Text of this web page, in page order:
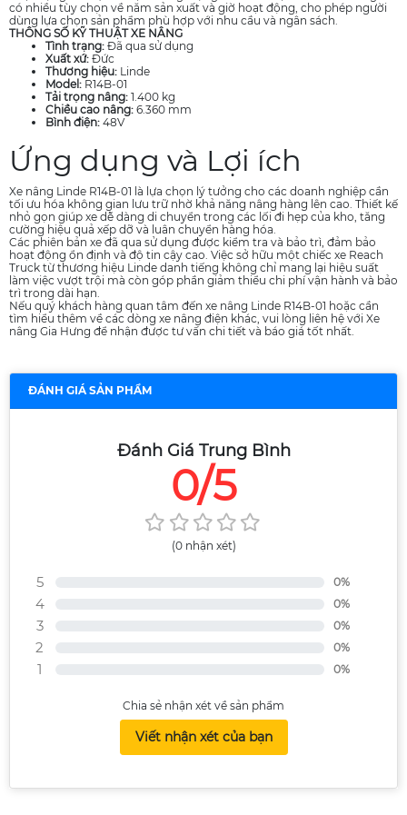
có nhiều tùy chọn về năm sản xuất và giờ hoạt động, cho phép người
dùng lựa chọn sản phẩm phù hợp với nhu cầu và ngân sách.
THÔNG SỐ KỸ THUẬT XE NÂNG
Tình trạng: Đã qua sử dụng
Xuất xứ: Đức
Thương hiệu: Linde
Model: R14B-01
Tải trọng nâng: 1.400 kg
Chiều cao nâng: 6.360 mm
Bình điện: 48V
Ứng dụng và Lợi ích
Xe nâng Linde R14B-01 là lựa chọn lý tưởng cho các doanh nghiệp cần
tối ưu hóa không gian lưu trữ nhờ khả năng nâng hàng lên cao. Thiết kế
nhỏ gọn giúp xe dễ dàng di chuyển trong các lối đi hẹp của kho, tăng
cường hiệu quả xếp dỡ và luân chuyển hàng hóa.
Các phiên bản xe đã qua sử dụng được kiểm tra và bảo trì, đảm bảo
hoạt động ổn định và độ tin cậy cao. Việc sở hữu một chiếc xe Reach
Truck từ thương hiệu Linde danh tiếng không chỉ mang lại hiệu suất
làm việc vượt trội mà còn góp phần giảm thiểu chi phí vận hành và bảo
trì trong dài hạn.
Nếu quý khách hàng quan tâm đến xe nâng Linde R14B-01 hoặc cần
tìm hiểu thêm về các dòng xe nâng điện khác, vui lòng liên hệ với Xe
nâng Gia Hưng để nhận được tư vấn chi tiết và báo giá tốt nhất.
ĐÁNH GIÁ SẢN PHẨM
Đánh Giá Trung Bình
0/5
(0 nhận xét)
5 0%
4 0%
3 0%
2 0%
1 0%
Chia sẻ nhận xét về sản phẩm
Viết nhận xét của bạn